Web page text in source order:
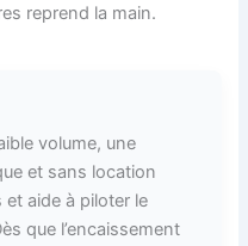
reprend la main.
volume, une
et sans location
aide à piloter le
que l’encaissement